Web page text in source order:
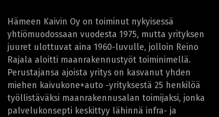
Hämeen Kaivin Oy on toiminut nykyisessä
yhtiömuodossaan vuodesta 1975, mutta yrityksen
juuret ulottuvat aina 1960-luvulle, jolloin Reino
Rajala aloitti maanrakennustyöt toiminimellä.
Perustajansa ajoista yritys on kasvanut yhden
miehen kaivukone+auto -yrityksestä 25 henkilöä
työllistäväksi maanrakennusalan toimijaksi, jonka
palvelukonsepti keskittyy lähinnä infra- ja